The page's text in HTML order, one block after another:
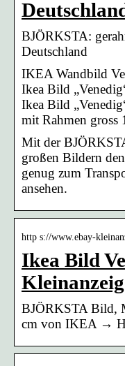
BJÖRKSTA:
Deutschland
IKEA Wandbild
Ikea Bild
Ikea Bild
mit Rahmen
Mit der
großen Bildern
genug zum
ansehen.
http s://www.ebay-
Ikea Bild
BJÖRKSTA Bild,
cm von IKEA →